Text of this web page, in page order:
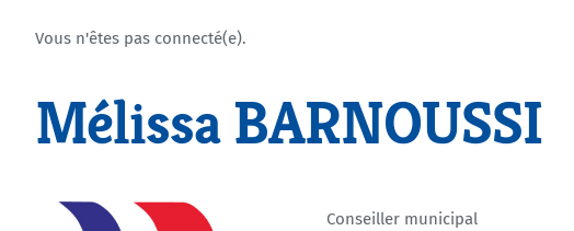
Vous n'êtes pas connecté(e).
Mélissa BARNOUSSI
Conseiller municipal